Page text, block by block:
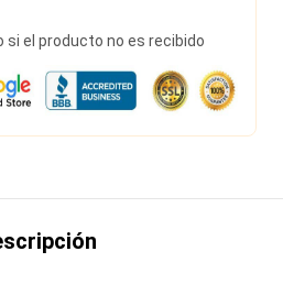
si el producto no es recibido